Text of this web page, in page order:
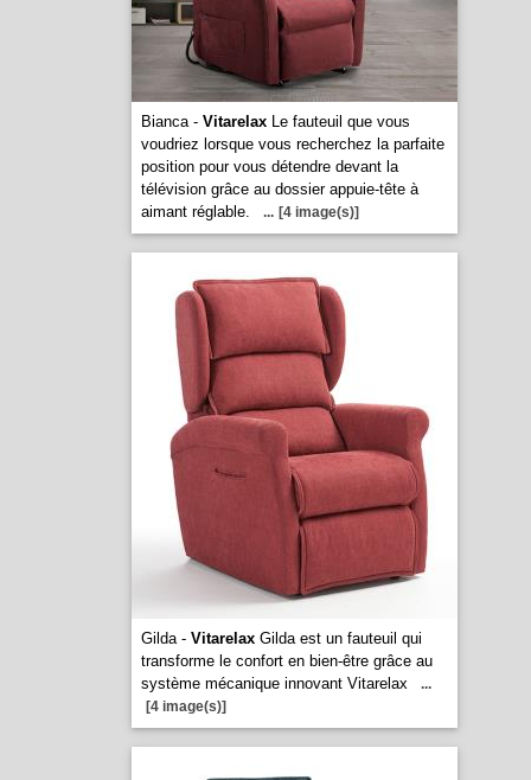
Bianca - VitarelaxLe fauteuil que vous
voudriez lorsque vous recherchez la parfaite
position pour vous détendre devant la
télévision grâce au dossier appuie-tête à
aimant réglable.
... [4 image(s)]
Gilda - VitarelaxGilda est un fauteuil qui
transforme le confort en bien-être grâce au
système mécanique innovant Vitarelax
...
[4 image(s)]